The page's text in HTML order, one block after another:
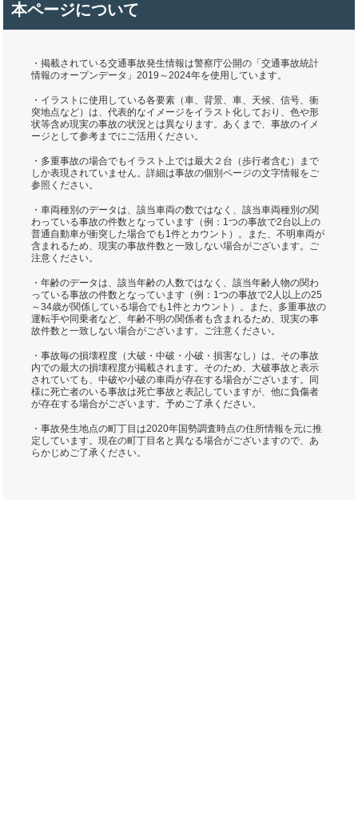
本ページについて
・掲載されている交通事故発生情報は警察庁公開の「交通事故統計
情報のオープンデータ」2019～2024年を使用しています。
・イラストに使用している各要素（車、背景、車、天候、信号、衝
突地点など）は、代表的なイメージをイラスト化しており、色や形
状等含め現実の事故の状況とは異なります。あくまで、事故のイメ
ージとして参考までにご活用ください。
・多重事故の場合でもイラスト上では最大２台（歩行者含む）まで
しか表現されていません。詳細は事故の個別ページの文字情報をご
参照ください。
・車両種別のデータは、該当車両の数ではなく、該当車両種別の関
わっている事故の件数となっています（例：1つの事故で2台以上の
普通自動車が衝突した場合でも1件とカウント）。また、不明車両が
含まれるため、現実の事故件数と一致しない場合がございます。ご
注意ください。
・年齢のデータは、該当年齢の人数ではなく、該当年齢人物の関わ
っている事故の件数となっています（例：1つの事故で2人以上の25
～34歳が関係している場合でも1件とカウント）。また、多重事故の
運転手や同乗者など、年齢不明の関係者も含まれるため、現実の事
故件数と一致しない場合がございます。ご注意ください。
・事故毎の損壊程度（大破・中破・小破・損害なし）は、その事故
内での最大の損壊程度が掲載されます。そのため、大破事故と表示
されていても、中破や小破の車両が存在する場合がございます。同
様に死亡者のいる事故は死亡事故と表記していますが、他に負傷者
が存在する場合がございます。予めご了承ください。
・事故発生地点の町丁目は2020年国勢調査時点の住所情報を元に推
定しています。現在の町丁目名と異なる場合がございますので、あ
らかじめご了承ください。